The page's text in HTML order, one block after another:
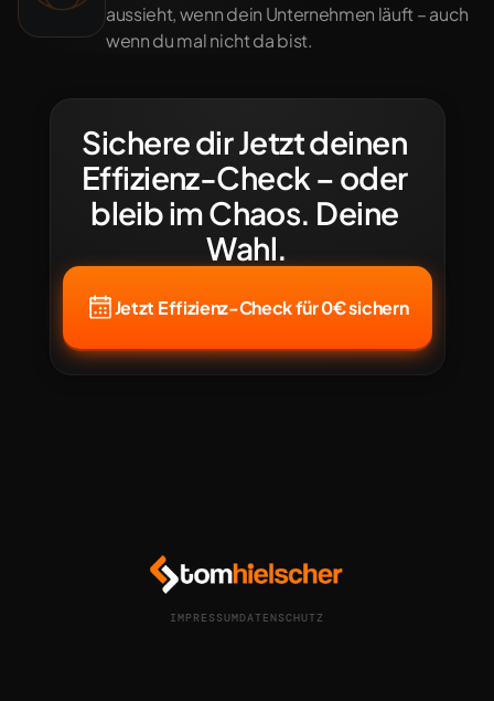
aussieht, wenn dein Unternehmen läuft – auch
wenn du mal nicht da bist.
Sichere dir Jetzt deinen
Effizienz-Check – oder
bleib im Chaos. Deine
Wahl.
Jetzt Effizienz-Check für 0€ sichern
IMPRESSUMDATENSCHUTZ